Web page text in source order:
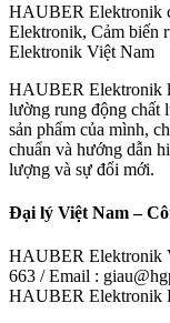
HAUBER Elektronik
Elektronik, Cảm
Elektronik Việt Nam
HAUBER Elektronik
lường rung động chất
sản phẩm của mình,
chuẩn và hướng dẫn
lượng và sự đổi mới.
Đại lý Việt Nam –
HAUBER Elektronik
663 / Email :
HAUBER Elektronik